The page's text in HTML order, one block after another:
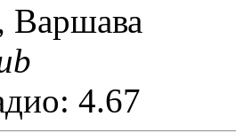
Варшава
4.67